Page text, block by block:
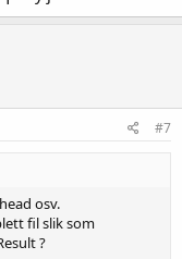
#7
osv.
fil slik som
?